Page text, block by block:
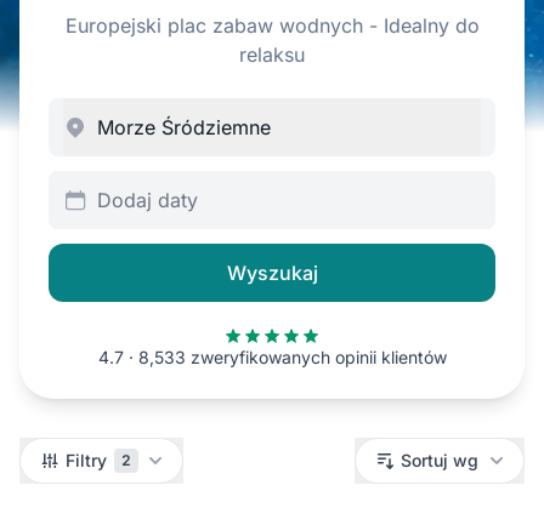
Europejski plac zabaw wodnych - Idealny do
relaksu
Dodaj daty
Wyszukaj
4.7 · 8,533 zweryfikowanych opinii klientów
Filtry Filtry 2 Sortuj wg